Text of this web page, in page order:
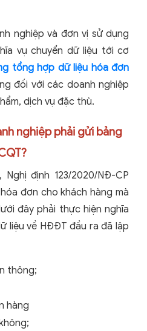
nghiệp và đơn vị sử dụng
vụ chuyển dữ liệu tới cơ
tổng hợp dữ liệu hóa đơn
đối với các doanh nghiệp
dịch vụ đặc thù.
nghiệp phải gửi bảng
định 123/2020/NĐ-CP
đơn cho khách hàng mà
đây phải thực hiện nghĩa
liệu về HĐĐT đầu ra đã lập
thông;
hàng